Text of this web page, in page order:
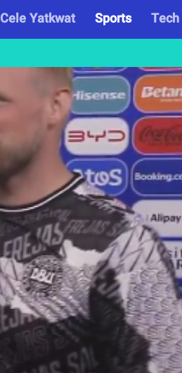
Cele Yatkwat Sports
Tech